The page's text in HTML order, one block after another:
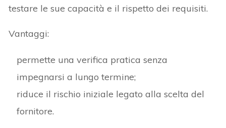
testare le sue capacità e il rispetto dei requisiti.
Vantaggi:
permette una verifica pratica senza
impegnarsi a lungo termine;
riduce il rischio iniziale legato alla scelta del
fornitore.